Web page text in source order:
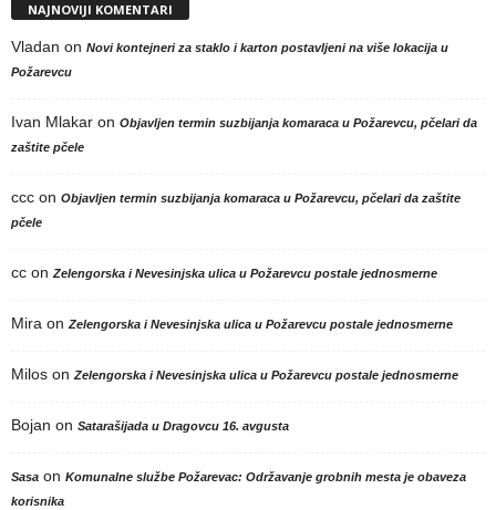
NAJNOVIJI KOMENTARI
Vladan on Novi kontejneri za staklo i karton postavljeni na više lokacija u
Požarevcu
Ivan Mlakar on Objavljen termin suzbijanja komaraca u Požarevcu, pčelari da
zaštite pčele
ccc on Objavljen termin suzbijanja komaraca u Požarevcu, pčelari da zaštite
pčele
cc on Zelengorska i Nevesinjska ulica u Požarevcu postale jednosmerne
Mira on Zelengorska i Nevesinjska ulica u Požarevcu postale jednosmerne
Milos on Zelengorska i Nevesinjska ulica u Požarevcu postale jednosmerne
Bojan on Satarašijada u Dragovcu 16. avgusta
Sasa on Komunalne službe Požarevac: Održavanje grobnih mesta je obaveza
korisnika